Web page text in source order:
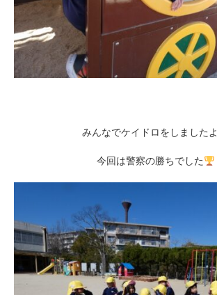
みんなでケイドロをしましたよ
今回は警察の勝ちでした